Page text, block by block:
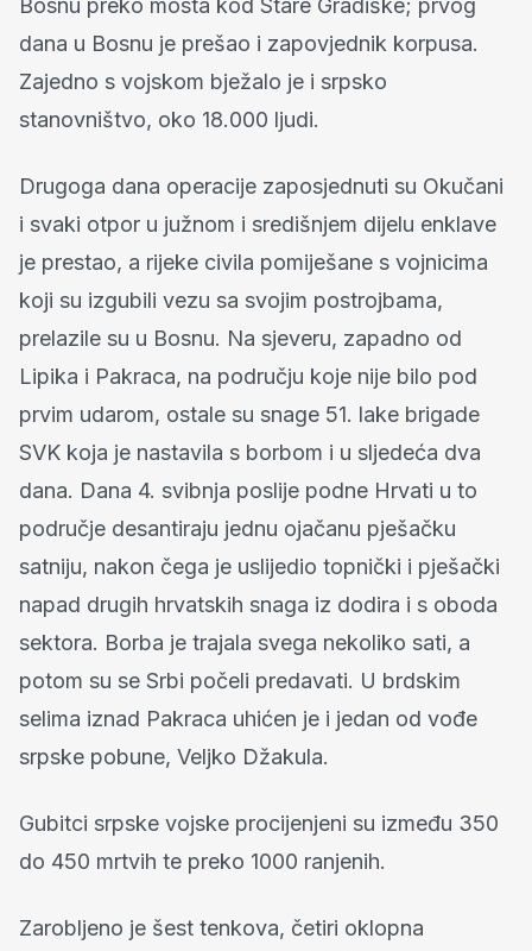
Bosnu preko mosta kod Stare Gradiške; prvog
dana u Bosnu je prešao i zapovjednik korpusa.
Zajedno s vojskom bježalo je i srpsko
stanovništvo, oko 18.000 ljudi.
Drugoga dana operacije zaposjednuti su Okučani
i svaki otpor u južnom i središnjem dijelu enklave
je prestao, a rijeke civila pomiješane s vojnicima
koji su izgubili vezu sa svojim postrojbama,
prelazile su u Bosnu. Na sjeveru, zapadno od
Lipika i Pakraca, na području koje nije bilo pod
prvim udarom, ostale su snage 51. lake brigade
SVK koja je nastavila s borbom i u sljedeća dva
dana. Dana 4. svibnja poslije podne Hrvati u to
područje desantiraju jednu ojačanu pješačku
satniju, nakon čega je uslijedio topnički i pješački
napad drugih hrvatskih snaga iz dodira i s oboda
sektora. Borba je trajala svega nekoliko sati, a
potom su se Srbi počeli predavati. U brdskim
selima iznad Pakraca uhićen je i jedan od vođe
srpske pobune, Veljko Džakula.
Gubitci srpske vojske procijenjeni su između 350
do 450 mrtvih te preko 1000 ranjenih.
Zarobljeno je šest tenkova, četiri oklopna